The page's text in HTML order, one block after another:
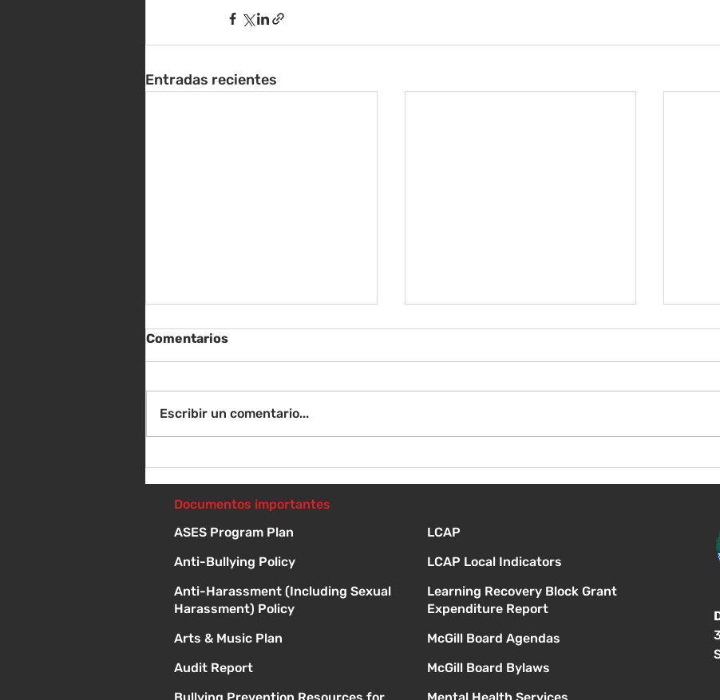
Entradas recientes
directiva
¡Bienvenida de nuevo!
Comentarios
Escribir un comentario...
Documentos importantes
ASES Program Plan
Anti-Bullying Policy
Anti-Harassment (Including Sexual
Harassment) Policy
Arts & Music Plan
Audit Report
LCAP
LCAP Local Indicators
Learning Recovery Block Grant
Expenditure Report
McGill Board Agendas
McGill Board Bylaws